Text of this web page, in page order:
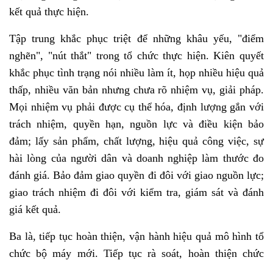
kết quả thực hiện.
Tập trung khắc phục triệt để những khâu yếu, "điểm
nghẽn", "nút thắt" trong tổ chức thực hiện. Kiên quyết
khắc phục tình trạng nói nhiều làm ít, họp nhiều hiệu quả
thấp, nhiều văn bản nhưng chưa rõ nhiệm vụ, giải pháp.
Mọi nhiệm vụ phải được cụ thể hóa, định lượng gắn với
trách nhiệm, quyền hạn, nguồn lực và điều kiện bảo
đảm; lấy sản phẩm, chất lượng, hiệu quả công việc, sự
hài lòng của người dân và doanh nghiệp làm thước đo
đánh giá. Bảo đảm giao quyền đi đôi với giao nguồn lực;
giao trách nhiệm đi đôi với kiểm tra, giám sát và đánh
giá kết quả.
Ba là, tiếp tục hoàn thiện, vận hành hiệu quả mô hình tổ
chức bộ máy mới. Tiếp tục rà soát, hoàn thiện chức